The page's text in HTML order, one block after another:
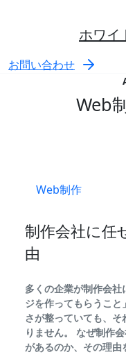
ホワイ
お問い合わせ
Web
Web制作
制作会社に任
由
多くの企業が制作会
ジを作ってもらうこ
さが整っていても、
りません。 なぜ制作
があるのか、その理由